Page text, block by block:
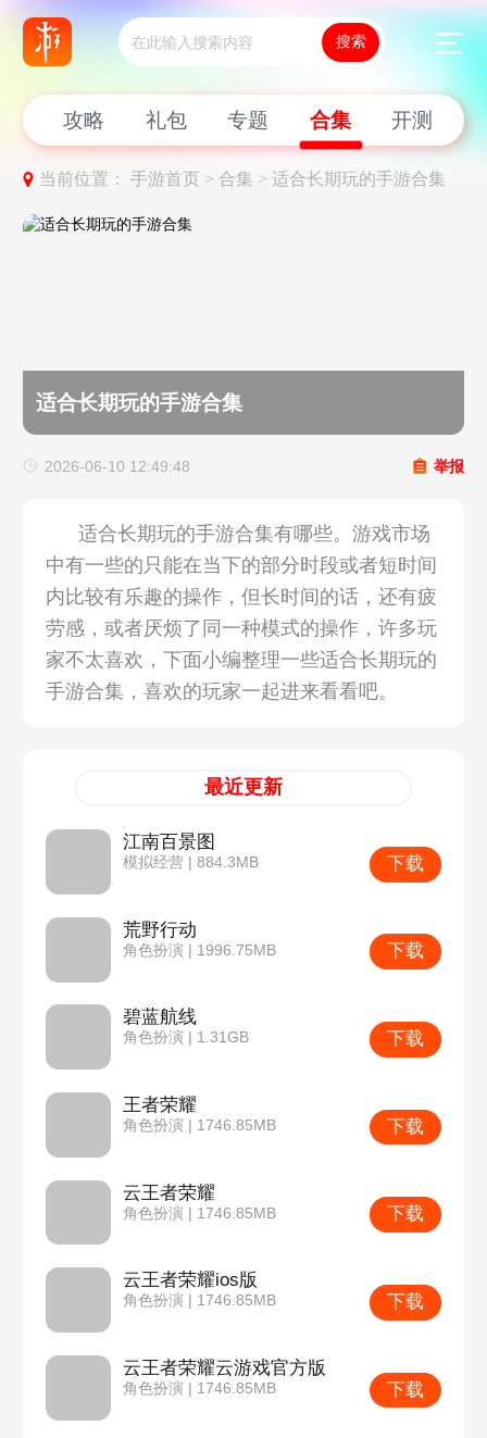
攻略 礼包 专题 合集 开测
当前位置： 手游首页 > 合集 >适合长期玩的手游合集
适合长期玩的手游合集
2026-06-10 12:49:48 举报
适合长期玩的手游合集有哪些。游戏市场
中有一些的只能在当下的部分时段或者短时间
内比较有乐趣的操作，但长时间的话，还有疲
劳感，或者厌烦了同一种模式的操作，许多玩
家不太喜欢，下面小编整理一些适合长期玩的
手游合集，喜欢的玩家一起进来看看吧。
最近更新
江南百景图
模拟经营 | 884.3MB 下载
荒野行动
角色扮演 | 1996.75MB 下载
碧蓝航线
角色扮演 | 1.31GB 下载
王者荣耀
角色扮演 | 1746.85MB 下载
云王者荣耀
角色扮演 | 1746.85MB 下载
云王者荣耀ios版
角色扮演 | 1746.85MB 下载
云王者荣耀云游戏官方版
角色扮演 | 1746.85MB 下载